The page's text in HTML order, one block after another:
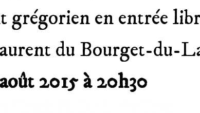
grégorien en entrée
du Bourget-du-
2015 à 20h30